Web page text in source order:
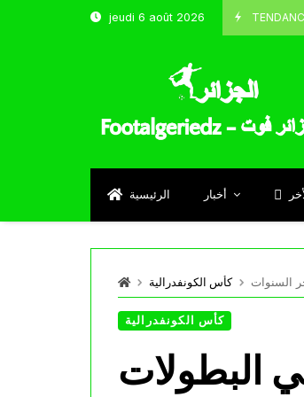
jeudi 6 août 2026 Octobre 8, 2024
الرئيسية أخبار
كأس الكونفدرالية السنوات
كأس الكونفدرالية
البطولات